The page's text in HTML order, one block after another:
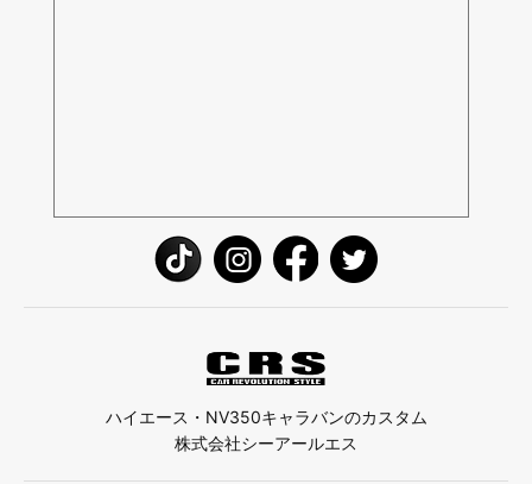
ハイエース・NV350キャラバンのカスタム
株式会社シーアールエス